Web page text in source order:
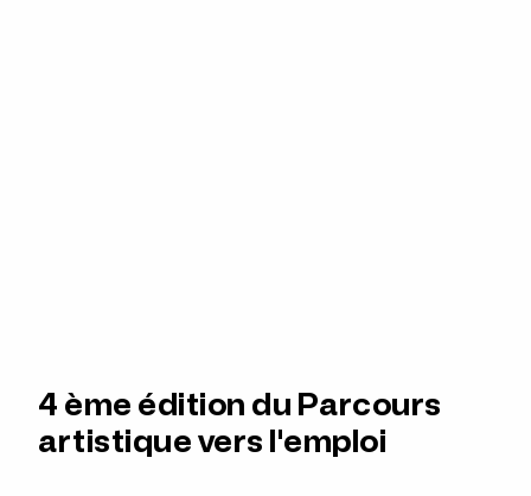
4 ème édition du Parcours
artistique vers l'emploi